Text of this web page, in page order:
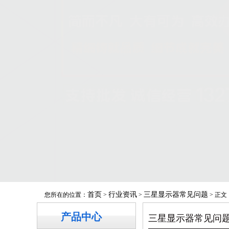
您所在的位置： 首页 > 行业资讯 > 三星显示器常见问题 > 正文
产品中心 三星显示器常见问